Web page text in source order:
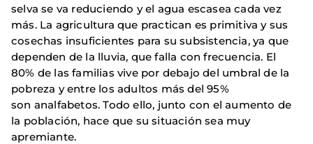
selva se va reduciendo y el agua escasea cada vez
más. La agricultura que practican es primitiva y sus
cosechas insuficientes para su subsistencia, ya que
dependen de la lluvia, que falla con frecuencia. El
80% de las familias vive por debajo del umbral de la
pobreza y entre los adultos más del 95%
son analfabetos. Todo ello, junto con el aumento de
la población, hace que su situación sea muy
apremiante.